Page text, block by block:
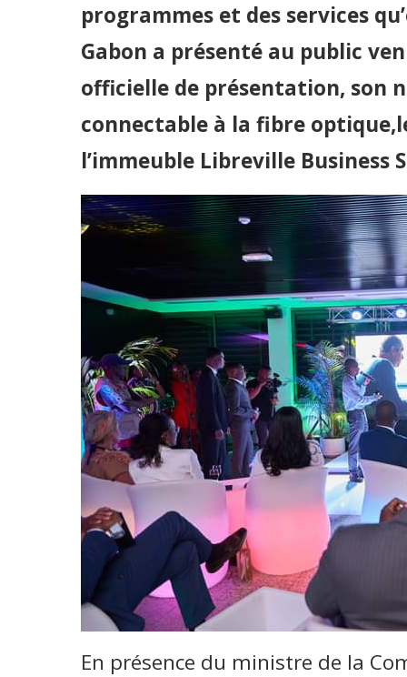
programmes et des services
Gabon a présenté au public
officielle de présentation, son
connectable à la fibre
l’immeuble Libreville Business
En présence du ministre de la